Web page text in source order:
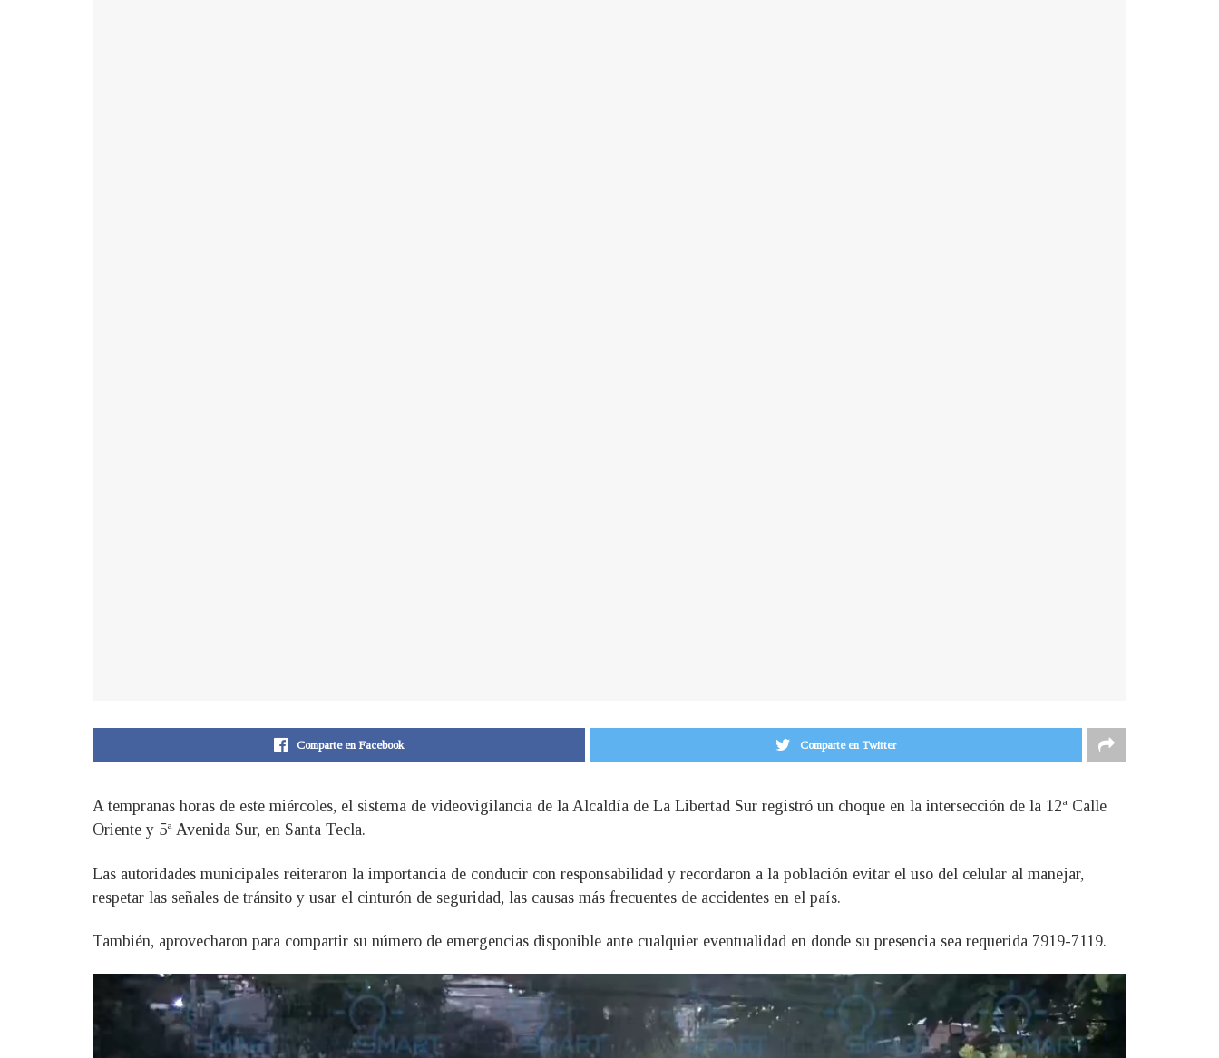
Comparte en Facebook Comparte en Twitter
A tempranas horas de este miércoles, el sistema de videovigilancia de la Alcaldía de La Libertad Sur registró un choque en la intersección de la 12ª Calle
Oriente y 5ª Avenida Sur, en Santa Tecla.
Las autoridades municipales reiteraron la importancia de conducir con responsabilidad y recordaron a la población evitar el uso del celular al manejar,
respetar las señales de tránsito y usar el cinturón de seguridad, las causas más frecuentes de accidentes en el país.
También, aprovecharon para compartir su número de emergencias disponible ante cualquier eventualidad en donde su presencia sea requerida 7919-7119.